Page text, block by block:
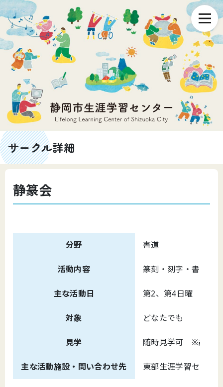
サークル詳細
静篆会
分野 書道
活動内容 篆刻・刻字・書の製
主な活動日 第2、第4日曜 午前
対象 どなたでも
見学 随時見学可 ※詳細は
主な活動施設・問い合わせ先 東部生涯学習センタ